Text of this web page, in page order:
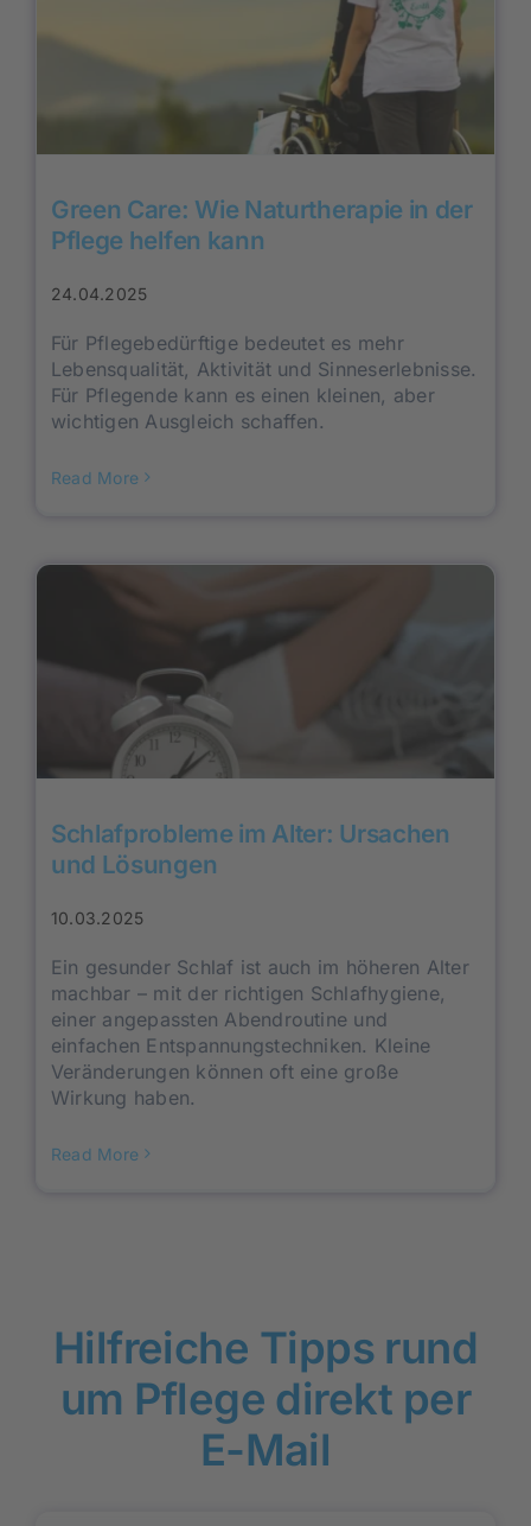
Green Care: Wie Naturtherapie in der
Pflege helfen kann
24.04.2025
Für Pflegebedürftige bedeutet es mehr
Lebensqualität, Aktivität und Sinneserlebnisse.
Für Pflegende kann es einen kleinen, aber
wichtigen Ausgleich schaffen.
Read More
Schlafprobleme im Alter: Ursachen
und Lösungen
10.03.2025
Ein gesunder Schlaf ist auch im höheren Alter
machbar – mit der richtigen Schlafhygiene,
einer angepassten Abendroutine und
einfachen Entspannungstechniken. Kleine
Veränderungen können oft eine große
Wirkung haben.
Read More
Hilfreiche Tipps rund
um Pflege direkt per
E-Mail